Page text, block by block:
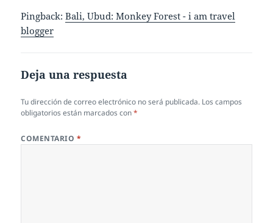
Pingback:Bali, Ubud: Monkey Forest - i am travel
blogger
Deja una respuesta
Tu dirección de correo electrónico no será publicada. Los campos
obligatorios están marcados con*
COMENTARIO *